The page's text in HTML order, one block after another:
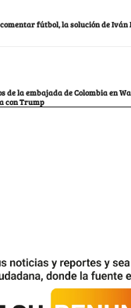
fútbol, la solución de
de la embajada de Colombia en
con Trump